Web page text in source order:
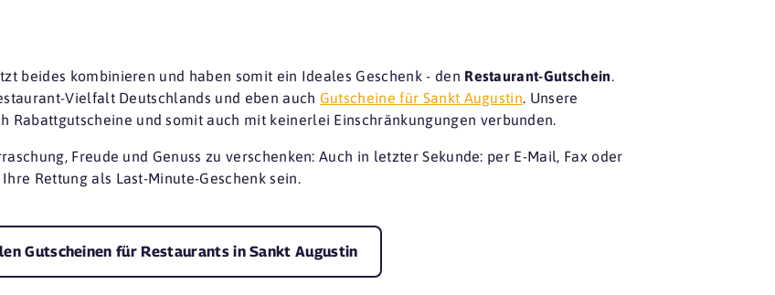
beides kombinieren und haben somit ein Ideales Geschenk - den Restaurant-Gutschein.
Vielfalt Deutschlands und eben auch Gutscheine für Sankt Augustin. Unsere
Rabattgutscheine und somit auch mit keinerlei Einschränkungungen verbunden.
Freude und Genuss zu verschenken: Auch in letzter Sekunde: per E-Mail, Fax oder
Rettung als Last-Minute-Geschenk sein.
Gutscheinen für Restaurants in Sankt Augustin